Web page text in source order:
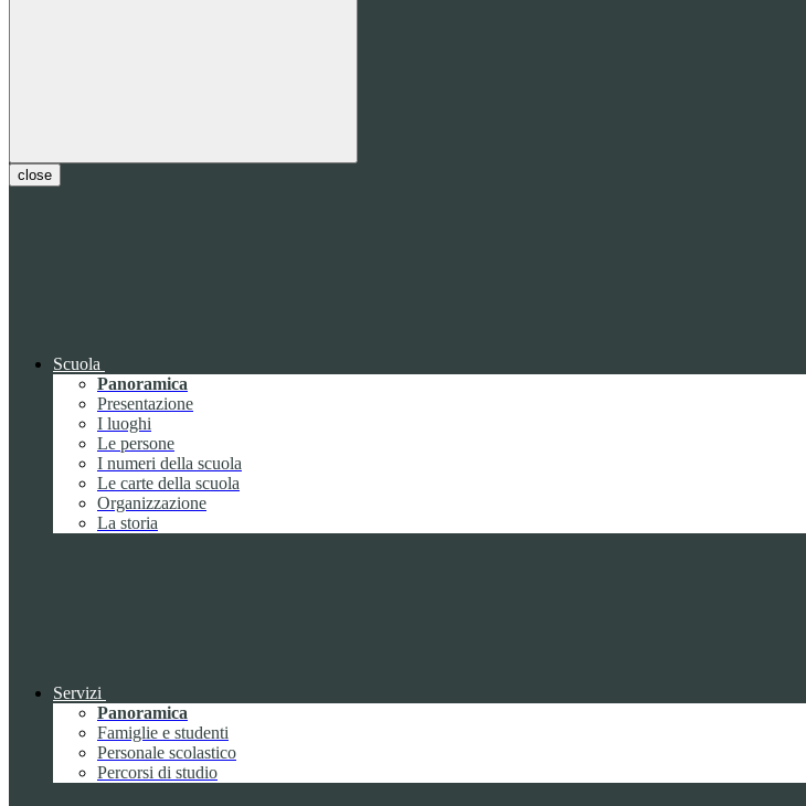
close
Scuola
Panoramica
Presentazione
I luoghi
Le persone
I numeri della scuola
Le carte della scuola
Organizzazione
La storia
Servizi
Panoramica
Famiglie e studenti
Personale scolastico
Percorsi di studio